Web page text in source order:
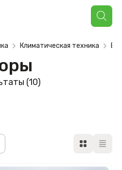
Поиск
товаров
Климатическая техника
(10)